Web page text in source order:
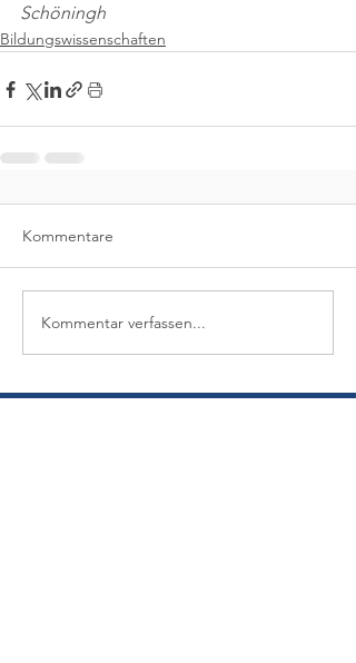
Schöningh
Bildungswissenschaften
Kommentare
Kommentar verfassen...